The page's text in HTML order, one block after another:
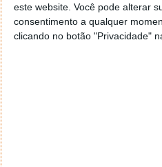
este website. Você pode alterar
consentimento a qualquer
clicando no botão "Privacidade"
Explicou Labbé, conforme
France24.